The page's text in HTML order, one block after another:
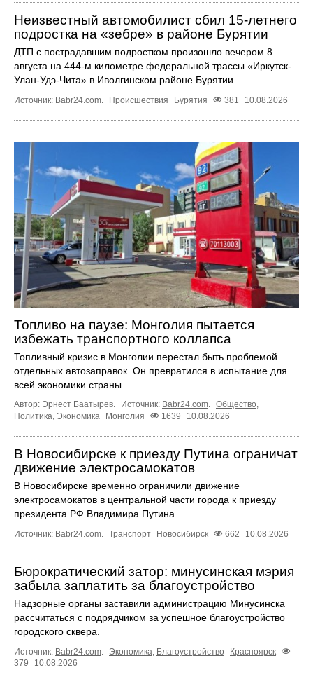
Неизвестный автомобилист сбил 15-летнего
подростка на «зебре» в районе Бурятии
ДТП с пострадавшим подростком произошло вечером 8
августа на 444-м километре федеральной трассы «Иркутск-
Улан-Удэ-Чита» в Иволгинском районе Бурятии.
Источник: Babr24.com. Происшествия Бурятия 381 10.08.2026
Топливо на паузе: Монголия пытается
избежать транспортного коллапса
Топливный кризис в Монголии перестал быть проблемой
отдельных автозаправок. Он превратился в испытание для
всей экономики страны.
Автор: Эрнест Баатырев. Источник: Babr24.com Общество
Политика Экономика Монголия 1639 10.08.2026
В Новосибирске к приезду Путина ограничат
движение электросамокатов
В Новосибирске временно ограничили движение
электросамокатов в центральной части города к приезду
президента РФ Владимира Путина.
Источник: Babr24.com. Транспорт Новосибирск 662 10.08.2026
Бюрократический затор: минусинская мэрия
забыла заплатить за благоустройство
Надзорные органы заставили администрацию Минусинска
рассчитаться с подрядчиком за успешное благоустройство
городского сквера.
Источник: Babr24.com. Экономика, Благоустройство
Красноярск
379
10.08.2026